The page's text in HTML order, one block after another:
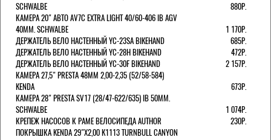
SCHWALBE
880Р.
КАМЕРА 20" АВТО AV7C EXTRA LIGHT 40/60-406 IB AGV
40MM. SCHWALBE
1 170Р.
ДЕРЖАТЕЛЬ ВЕЛО НАСТЕННЫЙ YC-23SA BIKEHAND
685Р.
ДЕРЖАТЕЛЬ ВЕЛО НАСТЕННЫЙ YC-28H BIKEHAND
472Р.
ДЕРЖАТЕЛЬ ВЕЛО НАСТЕННЫЙ YC-30F BIKEHAND
2 157Р.
КАМЕРА 27,5" PRESTA 48ММ 2,00-2,35 (52/58-584)
KENDA
673Р.
КАМЕРА 28" PRESTA SV17 (28/47-622/635) IB 50MM.
SCHWALBE
1 074Р.
КРЕПЕЖ НАСОСОВ К РАМЕ ВЕЛОСИПЕДА AUTHOR
230Р.
ПОКРЫШКА KENDA 29"Х2,00 K1113 TURNBULL CANYON